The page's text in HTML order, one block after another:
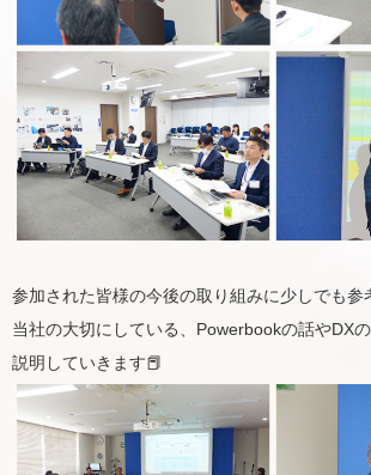
参加された皆様の今後の取り組みに少しでも参
当社の大切にしている、Powerbookの話やDX
説明していきます📕